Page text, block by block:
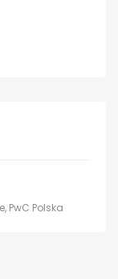
PwC Polska